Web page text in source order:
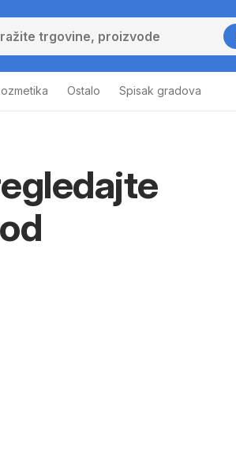
Ostalo Spisak gradova